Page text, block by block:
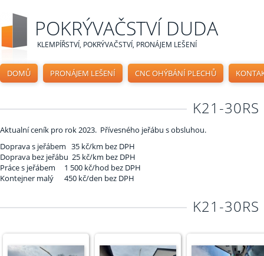
POKRÝVAČSTVÍ DUDA
KLEMPÍŘSTVÍ, POKRÝVAČSTVÍ, PRONÁJEM LEŠENÍ
DOMŮ PRONÁJEM LEŠENÍ CNC OHÝBÁNÍ PLECHŮ
K21-30RS
Aktualní ceník pro rok 2023. Přívesného jeřábu s obsluhou.
Doprava s jeřábem 35 kč/km bez DPH
Doprava bez jeřábu 25 kč/km bez DPH
Práce s jeřábem 1 500 kč/hod bez DPH
Kontejner malý 450 kč/den bez DPH
K21-30RS